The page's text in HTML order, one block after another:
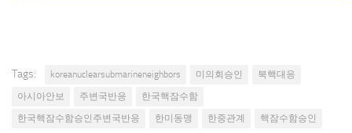
Tags: koreanuclearsubmarineneighbors 미의회승인
북핵대응
아시아안보
주변국반응
한국핵잠수함
한국핵잠수함승인주변국반응
한미동맹 한중관계 핵잠수함승인